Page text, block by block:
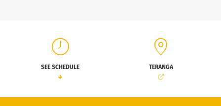
SEE SCHEDULE TERANGA